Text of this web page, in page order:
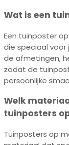
Wat is een
Een tuinposter
die speciaal
de afmetingen,
zodat de
persoonlijke
Welk
tuinposters
Tuinposters op